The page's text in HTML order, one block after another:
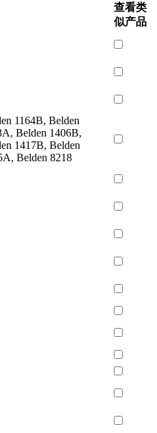
查看类
似产品
1164B, Belden
Belden 1406B,
1417B, Belden
Belden 8218